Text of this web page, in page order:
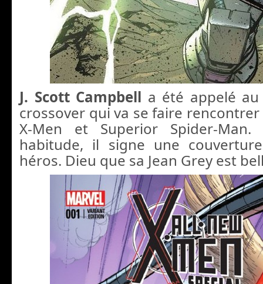
J. Scott Campbell a été appelé
crossover qui va se faire rencontrer
X-Men et Superior Spider-
habitude, il signe une
héros. Dieu que sa Jean Grey est